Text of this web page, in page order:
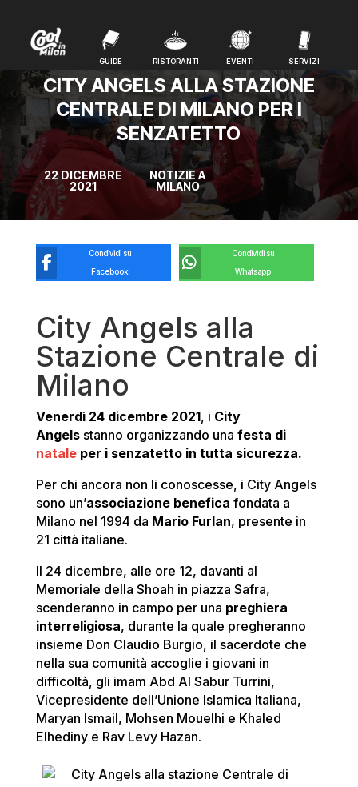
GUIDE RISTORANTI EVENTI SERVIZI
GUIDE RISTORANTI EVENTI SERVIZI
CITY ANGELS ALLA STAZIONE
CENTRALE DI MILANO PER I
SENZATETTO
22 DICEMBRE
2021
NOTIZIE A
MILANO
Condividi su
Facebook
Condividi su
Whatsapp
City Angels alla
Stazione Centrale di
Milano
Venerdì 24 dicembre 2021, i City
Angelsstanno organizzando una festa di
nataleper i senzatetto in tutta sicurezza.
Per chi ancora non li conoscesse, i City Angels
sono un’associazione benefica fondata a
Milano nel 1994 da Mario Furlan, presente in
21 città italiane.
Il 24 dicembre, alle ore 12, davanti al
Memoriale della Shoah in piazza Safra,
scenderanno in campo per una preghiera
interreligiosa, durante la quale pregheranno
insieme Don Claudio Burgio, il sacerdote che
nella sua comunità accoglie i giovani in
difficoltà, gli imam Abd Al Sabur Turrini,
Vicepresidente dell’Unione Islamica Italiana,
Maryan Ismail, Mohsen Mouelhi e Khaled
Elhediny e Rav Levy Hazan.